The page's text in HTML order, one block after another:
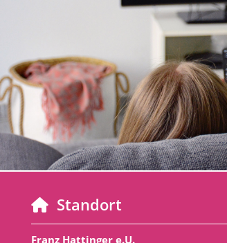
 Standort
Franz Hattinger e.U.